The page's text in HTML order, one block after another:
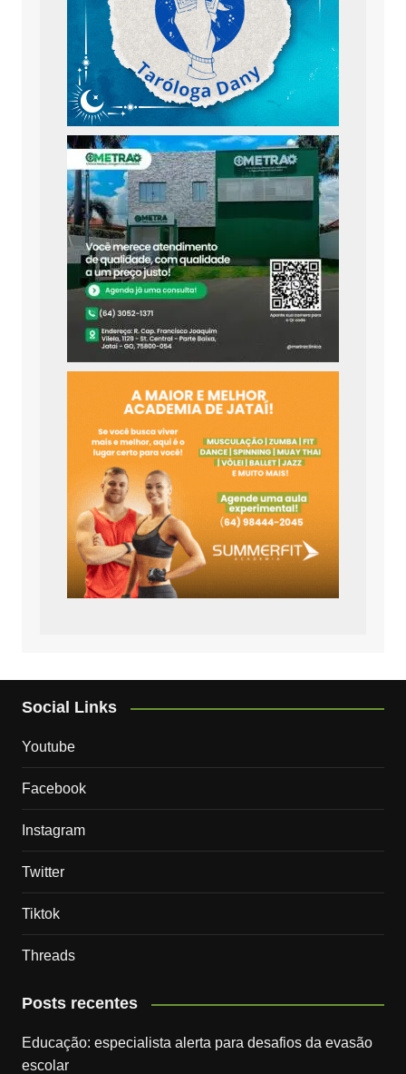
Social Links
Youtube
Facebook
Instagram
Twitter
Tiktok
Threads
Posts recentes
Educação: especialista alerta para desafios da evasão
escolar